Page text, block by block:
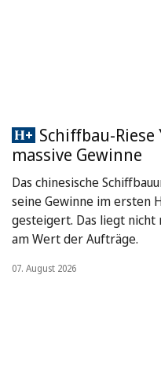
Schiffbau-
massive Gewinne
Das chinesische
seine Gewinne im ersten
gesteigert. Das liegt nicht
am Wert der Aufträge.
07. August 2026